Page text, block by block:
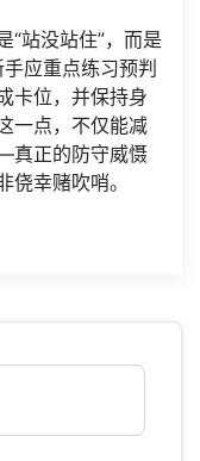
“站没站住”，而是
应重点练习预判
卡位，并保持身
一点，不仅能减
真正的防守威慑
幸赌吹哨。